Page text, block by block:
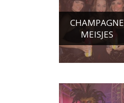
CHAMPAGNE
MEISJES